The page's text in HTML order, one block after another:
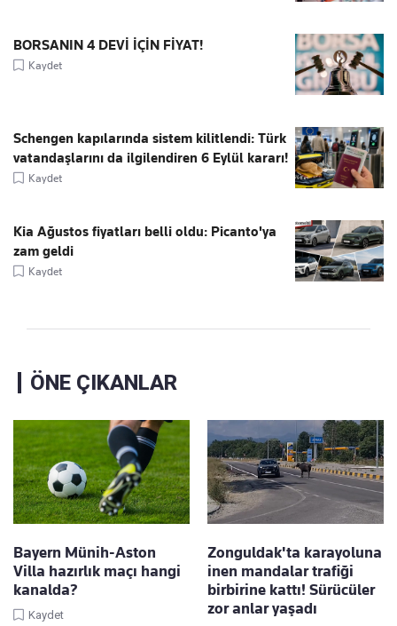
BORSANIN 4 DEVİ İÇİN FİYAT!
Kaydet
Schengen kapılarında sistem kilitlendi: Türk
vatandaşlarını da ilgilendiren 6 Eylül kararı!
Kaydet
Kia Ağustos fiyatları belli oldu: Picanto'ya
zam geldi
Kaydet
ÖNE ÇIKANLAR
Bayern Münih-Aston
Villa hazırlık maçı hangi
kanalda?
Kaydet
Zonguldak'ta karayoluna
inen mandalar trafiği
birbirine kattı! Sürücüler
zor anlar yaşadı